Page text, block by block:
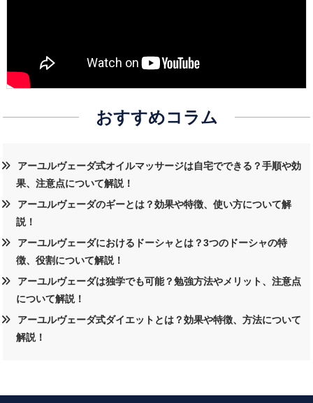
おすすめコラム
アーユルヴェーダ式オイルマッサージは自宅でできる？手順や効
果、注意点について解説！
アーユルヴェーダのギーとは？効果や特徴、使い方について解
説！
アーユルヴェーダにおけるドーシャとは？3つのドーシャの特
徴、役割について解説！
アーユルヴェーダは独学でも可能？勉強方法やメリット、注意点
について解説！
アーユルヴェーダ式ダイエットとは？効果や特徴、方法について
解説！